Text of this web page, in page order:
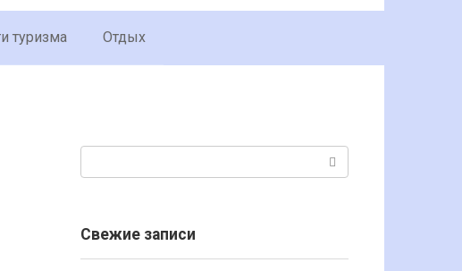
туризма Отдых
Свежие записи